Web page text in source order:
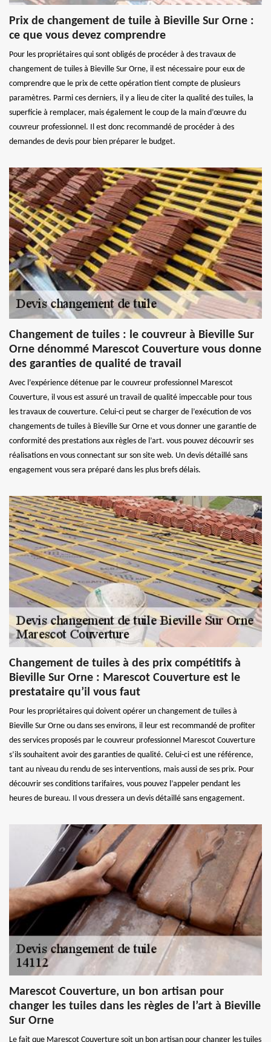
Prix de changement de tuile à Bieville Sur Orne :
ce que vous devez comprendre
Pour les propriétaires qui sont obligés de procéder à des travaux de
changement de tuiles à Bieville Sur Orne, il est nécessaire pour eux de
comprendre que le prix de cette opération tient compte de plusieurs
paramètres. Parmi ces derniers, il y a lieu de citer la qualité des tuiles, la
superficie à remplacer, mais également le coup de la main d’œuvre du
couvreur professionnel. Il est donc recommandé de procéder à des
demandes de devis pour bien préparer le budget.
Changement de tuiles : le couvreur à Bieville Sur
Orne dénommé Marescot Couverture vous donne
des garanties de qualité de travail
Avec l’expérience détenue par le couvreur professionnel Marescot
Couverture, il vous est assuré un travail de qualité impeccable pour tous
les travaux de couverture. Celui-ci peut se charger de l’exécution de vos
changements de tuiles à Bieville Sur Orne et vous donner une garantie de
conformité des prestations aux règles de l’art. vous pouvez découvrir ses
réalisations en vous connectant sur son site web. Un devis détaillé sans
engagement vous sera préparé dans les plus brefs délais.
Changement de tuiles à des prix compétitifs à
Bieville Sur Orne : Marescot Couverture est le
prestataire qu’il vous faut
Pour les propriétaires qui doivent opérer un changement de tuiles à
Bieville Sur Orne ou dans ses environs, il leur est recommandé de profiter
des services proposés par le couvreur professionnel Marescot Couverture
s’ils souhaitent avoir des garanties de qualité. Celui-ci est une référence,
tant au niveau du rendu de ses interventions, mais aussi de ses prix. Pour
découvrir ses conditions tarifaires, vous pouvez l’appeler pendant les
heures de bureau. Il vous dressera un devis détaillé sans engagement.
Marescot Couverture, un bon artisan pour
changer les tuiles dans les règles de l’art à Bieville
Sur Orne
Le fait que Marescot Couverture soit un bon artisan pour changer les tuiles